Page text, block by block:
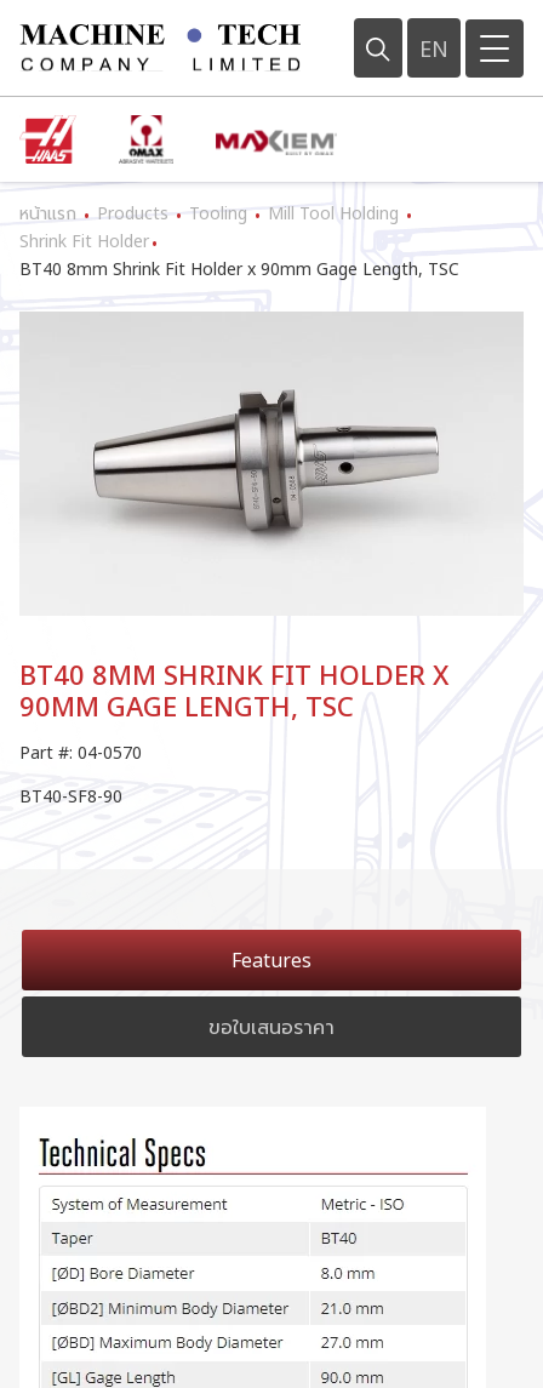
EN
หน้าแรก • Products • Tooling • Mill Tool Holding •
Shrink Fit Holder•
BT40 8mm Shrink Fit Holder x 90mm Gage Length, TSC
BT40 8MM SHRINK FIT HOLDER X
90MM GAGE LENGTH, TSC
Part #: 04-0570
BT40-SF8-90
Features
ขอใบเสนอราคา